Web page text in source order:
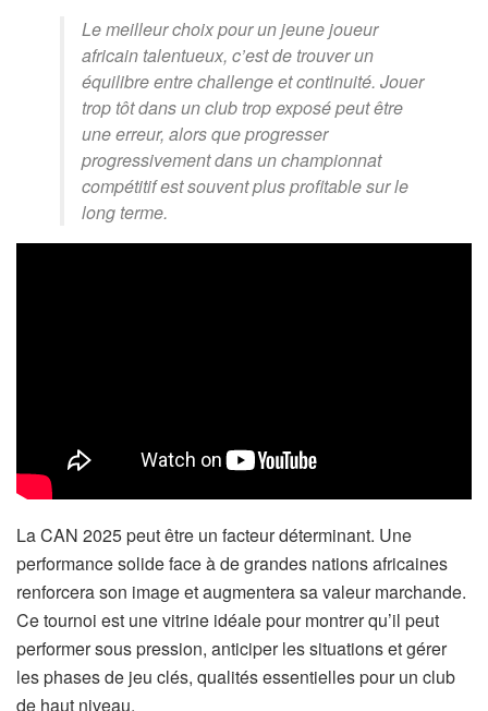
Le meilleur choix pour un jeune joueur
africain talentueux, c’est de trouver un
équilibre entre challenge et continuité. Jouer
trop tôt dans un club trop exposé peut être
une erreur, alors que progresser
progressivement dans un championnat
compétitif est souvent plus profitable sur le
long terme.
La CAN 2025 peut être un facteur déterminant. Une
performance solide face à de grandes nations africaines
renforcera son image et augmentera sa valeur marchande.
Ce tournoi est une vitrine idéale pour montrer qu’il peut
performer sous pression, anticiper les situations et gérer
les phases de jeu clés, qualités essentielles pour un club
de haut niveau.